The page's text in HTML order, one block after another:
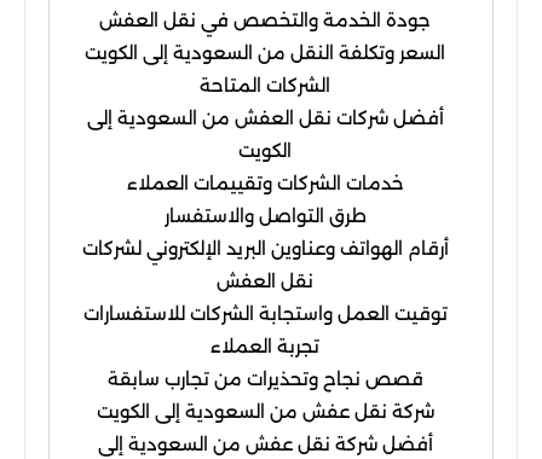
جودة الخدمة والتخصص في نقل العفش
السعر وتكلفة النقل من السعودية إلى الكويت
الشركات المتاحة
أفضل شركات نقل العفش من السعودية إلى
الكويت
خدمات الشركات وتقييمات العملاء
طرق التواصل والاستفسار
أرقام الهواتف وعناوين البريد الإلكتروني لشركات
نقل العفش
توقيت العمل واستجابة الشركات للاستفسارات
تجربة العملاء
قصص نجاح وتحذيرات من تجارب سابقة
شركة نقل عفش من السعودية إلى الكويت
أفضل شركة نقل عفش من السعودية إلى